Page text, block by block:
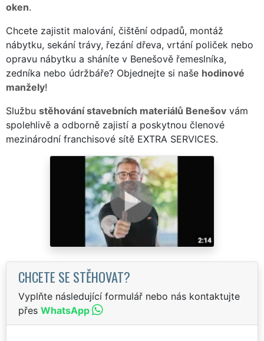
oken.
Chcete zajistit malování, čištění odpadů, montáž
nábytku, sekání trávy, řezání dřeva, vrtání poliček nebo
opravu nábytku a sháníte v Benešově řemeslníka,
zedníka nebo údržbáře? Objednejte si naše hodinové
manžely!
Službu stěhování stavebních materiálů Benešov vám
spolehlivě a odborně zajistí a poskytnou členové
mezinárodní franchisové sítě EXTRA SERVICES.
CHCETE SE STĚHOVAT?
Vyplňte následující formulář nebo nás kontaktujte
přes WhatsApp